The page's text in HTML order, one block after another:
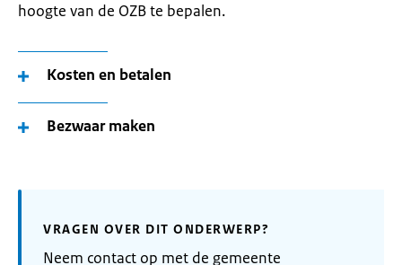
hoogte van de OZB te bepalen.
Kosten en betalen
Bezwaar maken
VRAGEN OVER DIT ONDERWERP?
Neem contact op met de gemeente